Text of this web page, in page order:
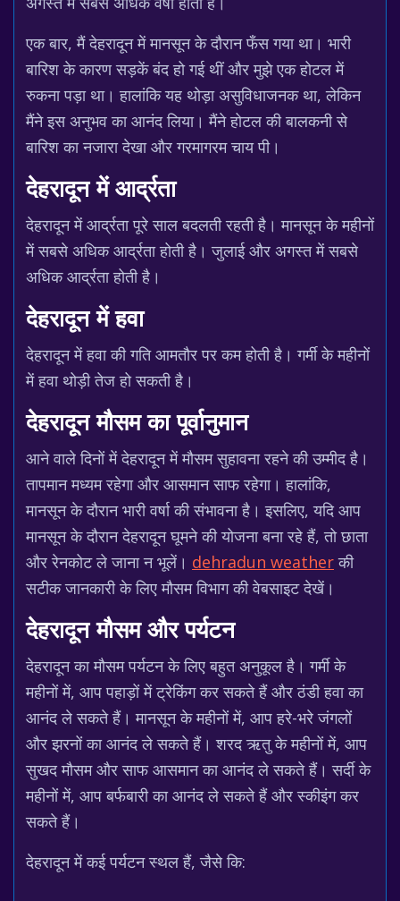
एक बार, मैं देहरादून में मानसून के दौरान फँस गया था। भारी
बारिश के कारण सड़कें बंद हो गई थीं और मुझे एक होटल में
रुकना पड़ा था। हालांकि यह थोड़ा असुविधाजनक था, लेकिन
मैंने इस अनुभव का आनंद लिया। मैंने होटल की बालकनी से
बारिश का नजारा देखा और गरमागरम चाय पी।
देहरादून में आर्द्रता
देहरादून में आर्द्रता पूरे साल बदलती रहती है। मानसून के महीनों
में सबसे अधिक आर्द्रता होती है। जुलाई और अगस्त में सबसे
अधिक आर्द्रता होती है।
देहरादून में हवा
देहरादून में हवा की गति आमतौर पर कम होती है। गर्मी के महीनों
में हवा थोड़ी तेज हो सकती है।
देहरादून मौसम का पूर्वानुमान
आने वाले दिनों में देहरादून में मौसम सुहावना रहने की उम्मीद है।
तापमान मध्यम रहेगा और आसमान साफ रहेगा। हालांकि,
मानसून के दौरान भारी वर्षा की संभावना है। इसलिए, यदि आप
मानसून के दौरान देहरादून घूमने की योजना बना रहे हैं, तो छाता
और रेनकोट ले जाना न भूलें। dehradun weatherकी
सटीक जानकारी के लिए मौसम विभाग की वेबसाइट देखें।
देहरादून मौसम और पर्यटन
देहरादून का मौसम पर्यटन के लिए बहुत अनुकूल है। गर्मी के
महीनों में, आप पहाड़ों में ट्रेकिंग कर सकते हैं और ठंडी हवा का
आनंद ले सकते हैं। मानसून के महीनों में, आप हरे-भरे जंगलों
और झरनों का आनंद ले सकते हैं। शरद ऋतु के महीनों में, आप
सुखद मौसम और साफ आसमान का आनंद ले सकते हैं। सर्दी के
महीनों में, आप बर्फबारी का आनंद ले सकते हैं और स्कीइंग कर
सकते हैं।
देहरादून में कई पर्यटन स्थल हैं, जैसे कि: